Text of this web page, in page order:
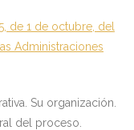
de 1 de octubre, del
Administraciones
Su organización.
del proceso.